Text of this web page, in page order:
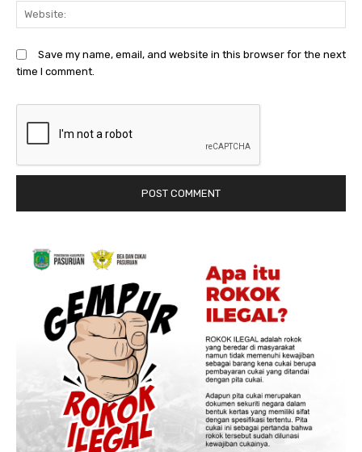
Save my name, email, and website in this browser for the next
time I comment.